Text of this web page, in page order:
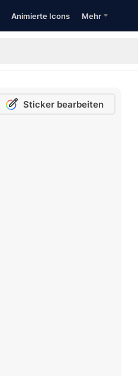
Animierte Icons Mehr
Sticker bearbeiten